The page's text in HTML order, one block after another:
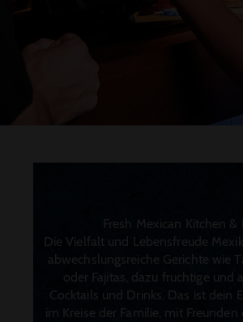
SENDEN
Fresh Mexican Kitchen &
Die Vielfalt und Lebensfreude
abwechslungsreiche Gerichte wie
oder Fajitas, dazu fruchtige und
Cocktails und Drinks. Das ist dein
im Kreise der Familie, mit Freunden